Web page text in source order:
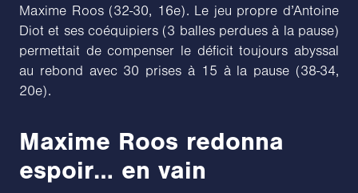
Maxime Roos (32-30, 16e). Le jeu propre d’Antoine
Diot et ses coéquipiers (3 balles perdues à la pause)
permettait de compenser le déficit toujours abyssal
au rebond avec 30 prises à 15 à la pause (38-34,
20e).
Maxime Roos redonna
espoir… en vain